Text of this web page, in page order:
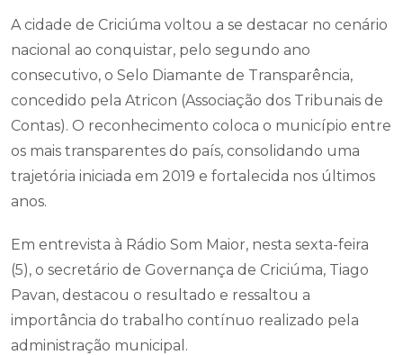
A cidade de Criciúma voltou a se destacar no cenário
nacional ao conquistar, pelo segundo ano
consecutivo, o Selo Diamante de Transparência,
concedido pela Atricon (Associação dos Tribunais de
Contas). O reconhecimento coloca o município entre
os mais transparentes do país, consolidando uma
trajetória iniciada em 2019 e fortalecida nos últimos
anos.
Em entrevista à Rádio Som Maior, nesta sexta-feira
(5), o secretário de Governança de Criciúma, Tiago
Pavan, destacou o resultado e ressaltou a
importância do trabalho contínuo realizado pela
administração municipal.